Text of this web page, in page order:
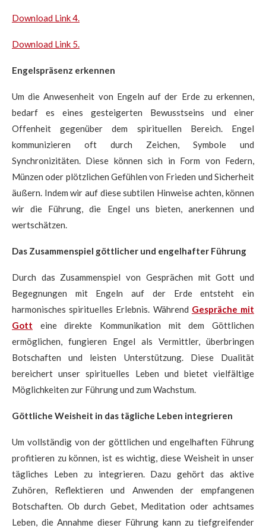
Download Link 4.
Download Link 5.
Engelspräsenz erkennen
Um die Anwesenheit von Engeln auf der Erde zu erkennen,
bedarf es eines gesteigerten Bewusstseins und einer
Offenheit gegenüber dem spirituellen Bereich. Engel
kommunizieren oft durch Zeichen, Symbole und
Synchronizitäten. Diese können sich in Form von Federn,
Münzen oder plötzlichen Gefühlen von Frieden und Sicherheit
äußern. Indem wir auf diese subtilen Hinweise achten, können
wir die Führung, die Engel uns bieten, anerkennen und
wertschätzen.
Das Zusammenspiel göttlicher und engelhafter Führung
Durch das Zusammenspiel von Gesprächen mit Gott und
Begegnungen mit Engeln auf der Erde entsteht ein
harmonisches spirituelles Erlebnis. Während Gespräche mit
Gott eine direkte Kommunikation mit dem Göttlichen
ermöglichen, fungieren Engel als Vermittler, überbringen
Botschaften und leisten Unterstützung. Diese Dualität
bereichert unser spirituelles Leben und bietet vielfältige
Möglichkeiten zur Führung und zum Wachstum.
Göttliche Weisheit in das tägliche Leben integrieren
Um vollständig von der göttlichen und engelhaften Führung
profitieren zu können, ist es wichtig, diese Weisheit in unser
tägliches Leben zu integrieren. Dazu gehört das aktive
Zuhören, Reflektieren und Anwenden der empfangenen
Botschaften. Ob durch Gebet, Meditation oder achtsames
Leben, die Annahme dieser Führung kann zu tiefgreifender